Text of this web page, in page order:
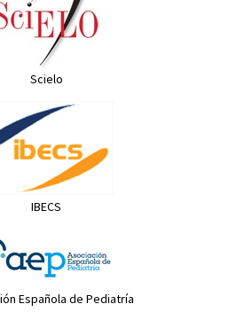
Scielo
IBECS
Española de Pediatría